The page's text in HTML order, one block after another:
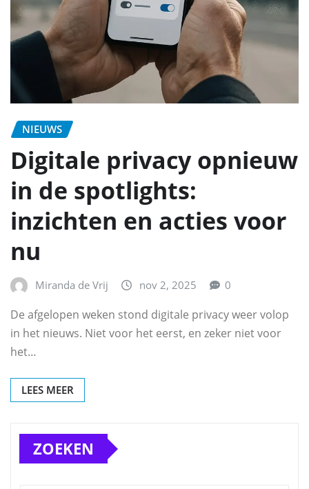
NIEUWS
Digitale privacy opnieuw
in de spotlights:
inzichten en acties voor
nu
Miranda de Vrij nov 2, 2025 0
De afgelopen weken stond digitale privacy weer volop
in het nieuws. Niet voor het eerst, en zeker niet voor
het…
LEES MEER
ZOEKEN